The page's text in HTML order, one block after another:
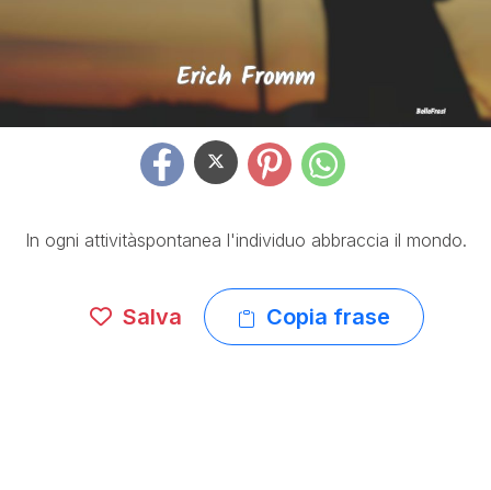
In ogni attivitàspontanea l'individuo abbraccia il mondo.
Salva Copia frase